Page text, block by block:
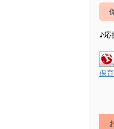
♪応
保